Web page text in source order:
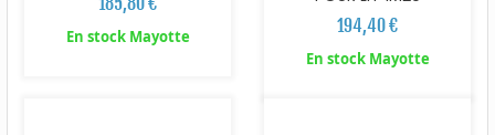
En stock Mayotte
194,40 €
En stock Mayotte